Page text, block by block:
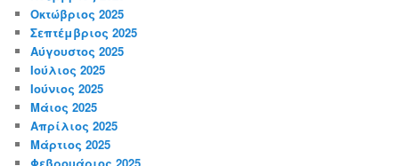
Οκτώβριος 2025
Σεπτέμβριος 2025
Αύγουστος 2025
Ιούλιος 2025
Ιούνιος 2025
Μάιος 2025
Απρίλιος 2025
Μάρτιος 2025
Φεβρουάριος 2025